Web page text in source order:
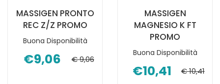
MASSIGEN PRONTO
REC Z/Z PROMO
Buona Disponibilità
€9,06 € 9,06
MASSIGEN
MAGNESIO K FT
PROMO
Buona Disponibilità
€10,41 € 10,41